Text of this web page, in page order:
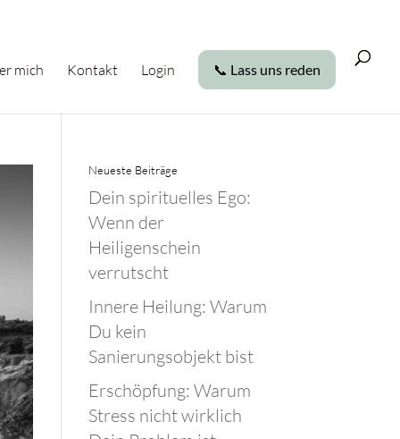
mich Kontakt Login 📞 Lass uns reden
Neueste Beiträge
Dein spirituelles Ego:
Wenn der
Heiligenschein
verrutscht
Innere Heilung: Warum
Du kein
Sanierungsobjekt bist
Erschöpfung: Warum
Stress nicht wirklich